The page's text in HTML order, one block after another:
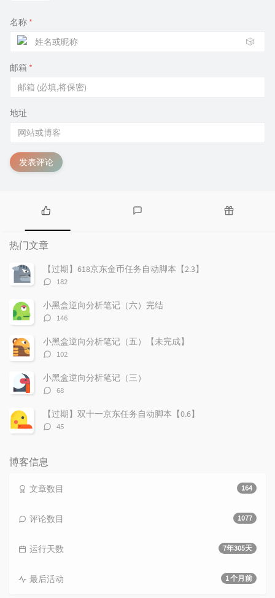
名称 *
🎲
邮箱 *
地址
发表评论
热
门
文
章
论
热门文章
【过期】618京东金币任务自动脚本【2.3】
评
数：
182
小黑盒逆向分析笔记（六）完结
评
数：
146
小黑盒逆向分析笔记（五）【未完成】
评
数：
102
小黑盒逆向分析笔记（三）
评
数：
68
【过期】双十一京东任务自动脚本【0.6】
评
45
博客信息
164
文章数目
1077
评论数目
7年305天
运行天数
1 个月前
最后活动